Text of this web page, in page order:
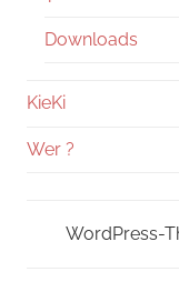
Downloads
KieKi
Wer ?
WordPress-